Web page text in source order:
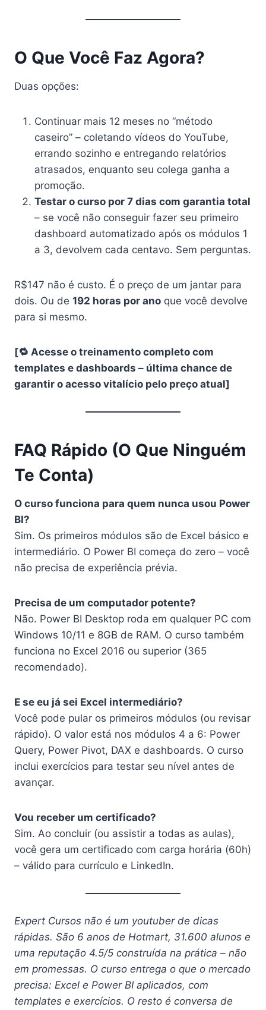
O Que Você Faz Agora?
Duas opções:
Continuar mais 12 meses no “método
caseiro” – coletando vídeos do YouTube,
errando sozinho e entregando relatórios
atrasados, enquanto seu colega ganha a
promoção.
Testar o curso por 7 dias com garantia total
– se você não conseguir fazer seu primeiro
dashboard automatizado após os módulos 1
a 3, devolvem cada centavo. Sem perguntas.
R$147 não é custo. É o preço de um jantar para
dois. Ou de 192 horas por ano que você devolve
para si mesmo.
[🔁 Acesse o treinamento completo com
templates e dashboards – última chance de
garantir o acesso vitalício pelo preço atual]
FAQ Rápido (O Que Ninguém
Te Conta)
O curso funciona para quem nunca usou Power
BI?
Sim. Os primeiros módulos são de Excel básico e
intermediário. O Power BI começa do zero – você
não precisa de experiência prévia.
Precisa de um computador potente?
Não. Power BI Desktop roda em qualquer PC com
Windows 10/11 e 8GB de RAM. O curso também
funciona no Excel 2016 ou superior (365
recomendado).
E se eu já sei Excel intermediário?
Você pode pular os primeiros módulos (ou revisar
rápido). O valor está nos módulos 4 a 6: Power
Query, Power Pivot, DAX e dashboards. O curso
inclui exercícios para testar seu nível antes de
avançar.
Vou receber um certificado?
Sim. Ao concluir (ou assistir a todas as aulas),
você gera um certificado com carga horária (60h)
– válido para currículo e LinkedIn.
Expert Cursos não é um youtuber de dicas
rápidas. São 6 anos de Hotmart, 31.600 alunos e
uma reputação 4.5/5 construída na prática – não
em promessas. O curso entrega o que o mercado
precisa: Excel e Power BI aplicados, com
templates e exercícios. O resto é conversa de